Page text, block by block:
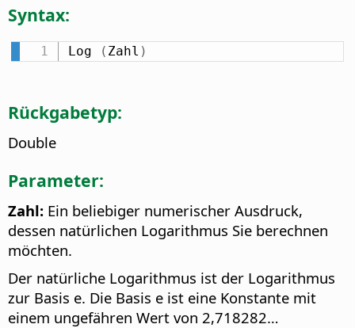
Syntax:
Log ( Zahl )
Rückgabetyp:
Double
Parameter:
Zahl: Ein beliebiger numerischer Ausdruck,
dessen natürlichen Logarithmus Sie berechnen
möchten.
Der natürliche Logarithmus ist der Logarithmus
zur Basis e. Die Basis e ist eine Konstante mit
einem ungefähren Wert von 2,718282…